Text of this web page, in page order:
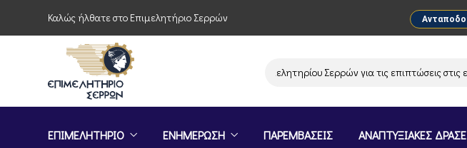
Καλώς ήλθατε στο Επιμελητήριο Σερρών
Παρέμβαση του Επιμελητηρίου Σερρών για τις επιπτώσεις στις
ΕΠΙΜΕΛΗΤΗΡΙΟ ΕΝΗΜΕΡΩΣΗ ΠΑΡΕΜΒΑΣΕΙΣ ΑΝΑΠΤΥΞΙΑΚΕΣ